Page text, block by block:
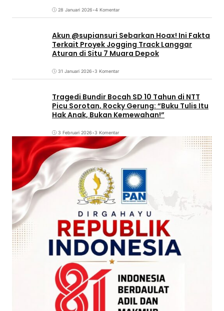
28 Januari 2026•4 Komentar
Akun @supiansuri Sebarkan Hoax! Ini Fakta
Terkait Proyek Jogging Track Langgar
Aturan di Situ 7 Muara Depok
31 Januari 2026•3 Komentar
Tragedi Bundir Bocah SD 10 Tahun di NTT
Picu Sorotan, Rocky Gerung: “Buku Tulis Itu
Hak Anak, Bukan Kemewahan!”
3 Februari 2026•3 Komentar